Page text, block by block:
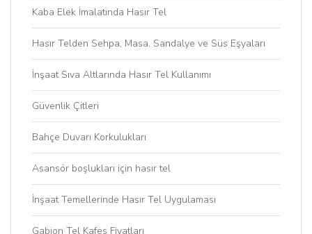
Kaba Elek İmalatında Hasır Tel
Hasır Telden Sehpa, Masa, Sandalye ve Süs Eşyaları
İnşaat Sıva Altlarında Hasır Tel Kullanımı
Güvenlik Çitleri
Bahçe Duvarı Korkulukları
Asansör boşlukları için hasır tel
İnşaat Temellerinde Hasır Tel Uygulaması
Gabion Tel Kafes Fiyatları